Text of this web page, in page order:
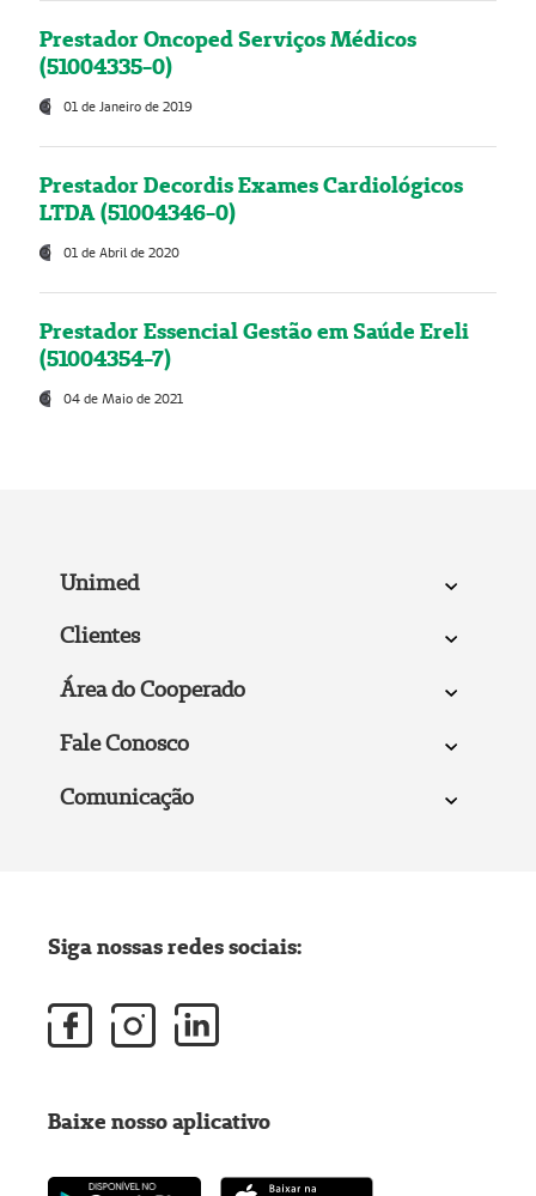
Prestador Oncoped Serviços Médicos
(51004335-0)
01 de Janeiro de 2019
Prestador Decordis Exames Cardiológicos
LTDA (51004346-0)
01 de Abril de 2020
Prestador Essencial Gestão em Saúde Ereli
(51004354-7)
04 de Maio de 2021
Unimed
Clientes
Área do Cooperado
Fale Conosco
Comunicação
Siga nossas redes sociais:
Baixe nosso aplicativo